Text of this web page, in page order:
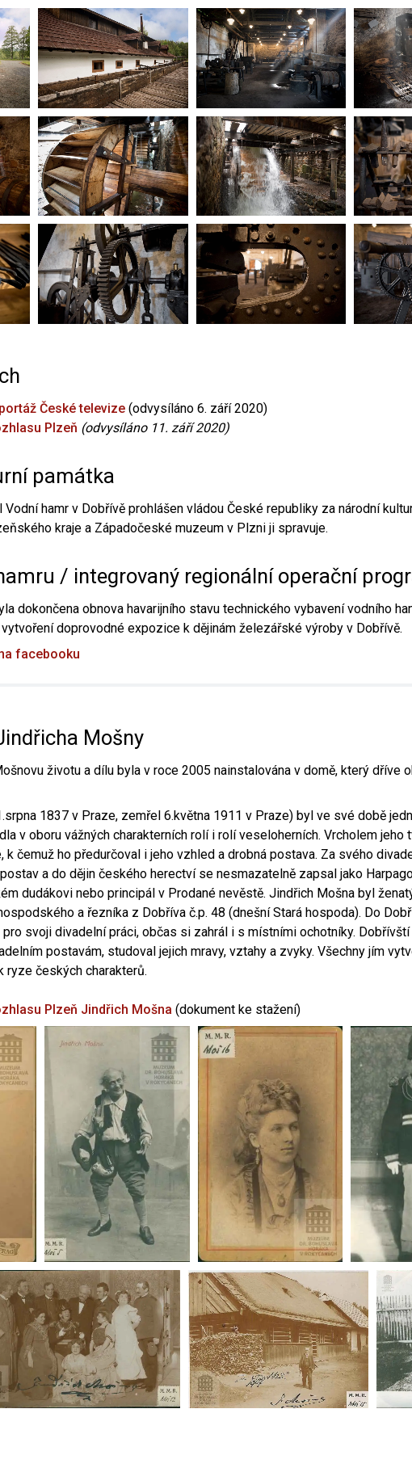
České televize (odvysíláno 6. září 2020)
Plzeň (odvysíláno 11. září 2020)
památka
Vodní hamr v Dobřívě prohlášen vládou České republiky za národní
kraje a Západočeské muzeum v Plzni ji spravuje.
/ integrovaný regionální operační
dokončena obnova havarijního stavu technického vybavení vodního
doprovodné expozice k dějinám železářské výroby v Dobřívě.
facebooku
Mošny
životu a dílu byla v roce 2005 nainstalována v domě, který dříve
1837 v Praze, zemřel 6.května 1911 v Praze) byl ve své době
v oboru vážných charakterních rolí i rolí veseloherních. Vrcholem jeho
k čemuž ho předurčoval i jeho vzhled a drobná postava. Za svého
a do dějin českého herectví se nesmazatelně zapsal jako
dudákovi nebo principál v Prodané nevěstě. Jindřich Mošna byl
a řezníka z Dobříva č.p. 48 (dnešní Stará hospoda). Do
svoji divadelní práci, občas si zahrál i s místními ochotníky.
postavám, studoval jejich mravy, vztahy a zvyky. Všechny jím
českých charakterů.
Plzeň Jindřich Mošna (dokument ke stažení)